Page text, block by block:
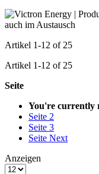
Artikel 1-12 of 25
Artikel 1-12 of 25
Seite
You're currently
Seite 2
Seite 3
Seite Next
Anzeigen